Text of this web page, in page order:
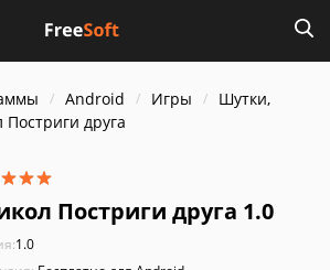
Android Игры
Шутки,
Постриги друга
Постриги друга 1.0
1.0